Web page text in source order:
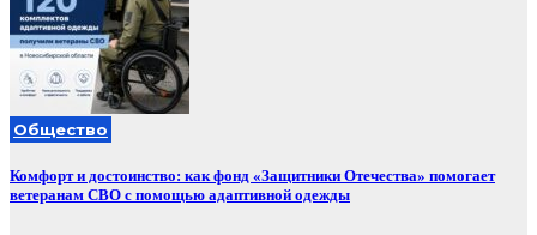
Общество
Комфорт и достоинство: как фонд «Защитники Отечества» помогает
ветеранам СВО с помощью адаптивной одежды